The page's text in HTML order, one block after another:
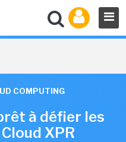
COMPUTING
à défier les
XPR